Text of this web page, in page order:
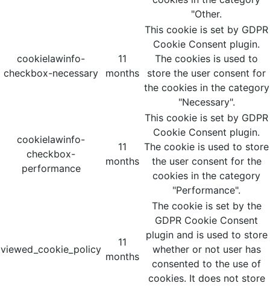
"Other.
cookielawinfo-
checkbox-necessary
11
months
This cookie is set by GDPR
Cookie Consent plugin.
The cookies is used to
store the user consent for
the cookies in the category
"Necessary".
cookielawinfo-
checkbox-
performance
11
months
This cookie is set by GDPR
Cookie Consent plugin.
The cookie is used to store
the user consent for the
cookies in the category
"Performance".
viewed_cookie_policy
11
months
The cookie is set by the
GDPR Cookie Consent
plugin and is used to store
whether or not user has
consented to the use of
cookies. It does not store